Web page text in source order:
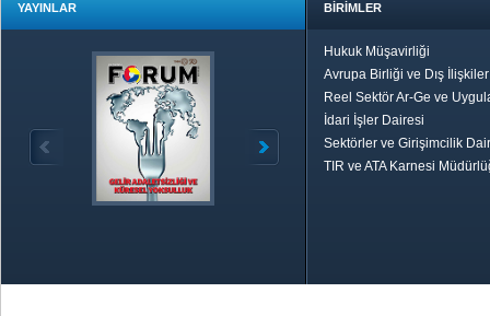
YAYINLAR BİRİMLER
Hukuk Müşavirliği
Avrupa Birliği ve Dış
Reel Sektör Ar-Ge ve
İdari İşler Dairesi
Sektörler ve Girişimcilik
TIR ve ATA Karnesi